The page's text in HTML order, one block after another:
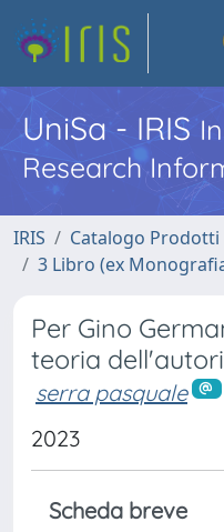
UniSa - IRIS
Research
IRIS
Catalogo Prodotti
3 Libro (ex
Per Gino
teoria
serra pasquale
2023
Scheda breve